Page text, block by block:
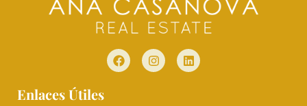
Enlaces Útiles